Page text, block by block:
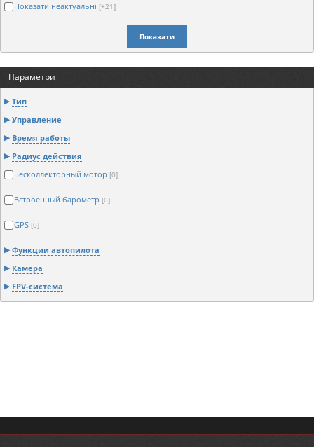
Показати неактуальні [+21]
Показати
Параметри
Тип
Управление
Время работы
Радиус действия
Бесколлекторный мотор [0]
Встроенный барометр [0]
GPS [0]
Функции автопилота
Камера
FPV-система